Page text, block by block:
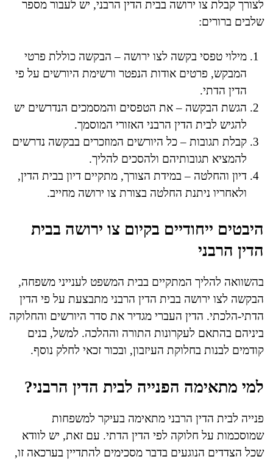
לצורך קבלת צו ירושה בבית הדין הרבני, יש לעבור מספר
שלבים ברורים:
מילוי טפסי בקשה לצו ירושה – הבקשה כוללת פרטי
המבקש, פרטים אודות הנפטר ורשימת היורשים על פי
הדין הדתי.
הגשת הבקשה – את הטפסים והמסמכים הנדרשים יש
להגיש לבית הדין הרבני האזורי המוסמך.
קבלת תגובות – כל היורשים המוזכרים בבקשה נדרשים
להמציא תגובותיהם ולהסכים להליך.
דיון והחלטה – במידת הצורך, מתקיים דיון בבית הדין,
ולאחריו ניתנת החלטה בצורת צו ירושה מחייב.
היבטים ייחודיים בקיום צו ירושה בבית
הדין הרבני
בהשוואה להליך המתקיים בבית המשפט לענייני משפחה,
הבקשה לצו ירושה בבית הדין הרבני מתבצעת על פי הדין
הדתי-הלכתי. הדין העברי מגדיר את סדר היורשים והחלוקה
ביניהם בהתאם לעקרונות התורה וההלכה. למשל, בנים
קודמים לבנות בחלוקת העיזבון, ובכור זכאי לחלק נוסף.
למי מתאימה הפנייה לבית הדין הרבני?
פנייה לבית הדין הרבני מתאימה בעיקר למשפחות
שמוסכמות על חלוקה לפי הדין הדתי. עם זאת, יש לוודא
שכל הצדדים הנוגעים בדבר מסכימים להתדיין בערכאה זו,